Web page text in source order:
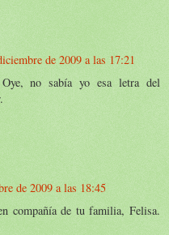
de 2009 a las 17:21
no sabía yo esa letra del
de 2009 a las 18:45
compañía de tu familia, Felisa.